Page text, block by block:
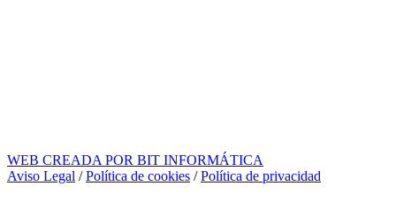
WEB CREADA POR BIT INFORMÁTICA
Aviso Legal /Política de cookies /Política de privacidad